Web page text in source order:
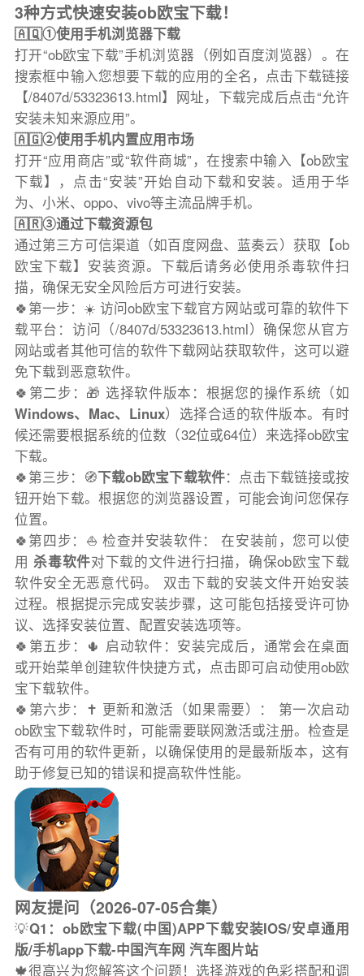
3种方式快速安装ob欧宝下载！
🇦🇶①使用手机浏览器下载
打开“ob欧宝下载”手机浏览器（例如百度浏览器）。在
搜索框中输入您想要下载的应用的全名，点击下载链接
【/8407d/53323613.html】网址，下载完成后点击“允许
安装未知来源应用”。
🇦🇬②使用手机内置应用市场
打开“应用商店”或“软件商城”，在搜索中输入【ob欧宝
下载】，点击“安装”开始自动下载和安装。适用于华
为、小米、oppo、vivo等主流品牌手机。
🇦🇷③通过下载资源包
通过第三方可信渠道（如百度网盘、蓝奏云）获取【ob
欧宝下载】安装资源。下载后请务必使用杀毒软件扫
描，确保无安全风险后方可进行安装。
🍀第一步：☀️ 访问ob欧宝下载官方网站或可靠的软件下
载平台：访问（/8407d/53323613.html）确保您从官方
网站或者其他可信的软件下载网站获取软件，这可以避
免下载到恶意软件。
🍀第二步：🎁 选择软件版本：根据您的操作系统（如
Windows、Mac、Linux）选择合适的软件版本。有时
候还需要根据系统的位数（32位或64位）来选择ob欧宝
下载。
🍀第三步：🧭下载ob欧宝下载软件：点击下载链接或按
钮开始下载。根据您的浏览器设置，可能会询问您保存
位置。
🍀第四步：⛵️ 检查并安装软件： 在安装前，您可以使
用杀毒软件对下载的文件进行扫描，确保ob欧宝下载
软件安全无恶意代码。 双击下载的安装文件开始安装
过程。根据提示完成安装步骤，这可能包括接受许可协
议、选择安装位置、配置安装选项等。
🍀第五步：🌵 启动软件：安装完成后，通常会在桌面
或开始菜单创建软件快捷方式，点击即可启动使用ob欧
宝下载软件。
🍀第六步：✝️ 更新和激活（如果需要）： 第一次启动
ob欧宝下载软件时，可能需要联网激活或注册。检查是
否有可用的软件更新，以确保使用的是最新版本，这有
助于修复已知的错误和提高软件性能。
网友提问（2026-07-05合集）
💡Q1：ob欧宝下载(中国)APP下载安装IOS/安卓通用
版/手机app下载-中国汽车网 汽车图片站
🍁很高兴为您解答这个问题！选择游戏的色彩搭配和调